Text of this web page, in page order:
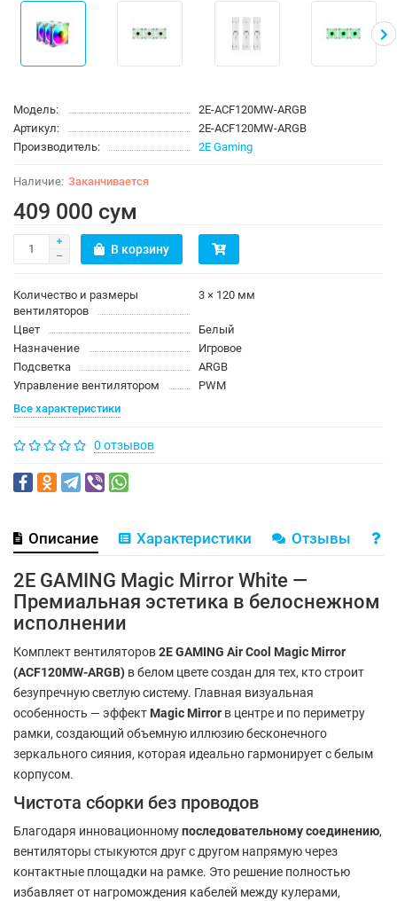
Модель:
2E-ACF120MW-ARGB
Артикул:
2E-ACF120MW-ARGB
Производитель:
2E Gaming
Заканчивается
409 000 сум
В корзину
Количество и размеры
вентиляторов
3 × 120 мм
Цвет
Белый
Назначение
Игровое
Подсветка
ARGB
Управление вентилятором
PWM
Все характеристики
0 отзывов
Описание Характеристики Отзывы
2E GAMING Magic Mirror White —
Премиальная эстетика в белоснежном
исполнении
Комплект вентиляторов2E GAMING Air Cool Magic Mirror
(ACF120MW-ARGB) в белом цвете создан для тех, кто строит
безупречную светлую систему. Главная визуальная
особенность — эффект Magic Mirror в центре и по периметру
рамки, создающий объемную иллюзию бесконечного
зеркального сияния, которая идеально гармонирует с белым
корпусом.
Чистота сборки без проводов
Благодаря инновационномупоследовательному соединению,
вентиляторы стыкуются друг с другом напрямую через
контактные площадки на рамке. Это решение полностью
избавляет от нагромождения кабелей между кулерами,